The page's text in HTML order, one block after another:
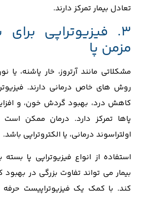
تعادل بیمار تمرکز دارند.
3. فیزیوتراپی
مزمن پا
مشکلاتی مانند آرتروز، خار پاشنه، یا
روش ‌های خاص درمانی دارند.
کاهش درد، بهبود گردش خون، و
پاها تمرکز دارد. درمان ممکن است
اولتراسوند درمانی، یا الکتروتراپی باشد.
استفاده از انواع فیزیوتراپی پا
بیمار می‌ تواند تفاوت بزرگی در بهبود
کند. با کمک یک فیزیوتراپیست حرفه